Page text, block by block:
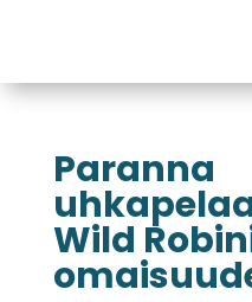
Paranna
Wild